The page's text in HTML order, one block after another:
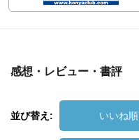
感想・レビュー・書評
並び替え: いいね順